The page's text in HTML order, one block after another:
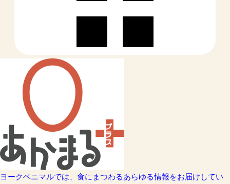
ヨークベニマルでは、食にまつわるあらゆる情報をお届けしてい